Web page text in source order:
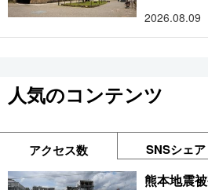
2026.08.09
人気のコンテンツ
アクセス数 SNSシェア
熊本地震